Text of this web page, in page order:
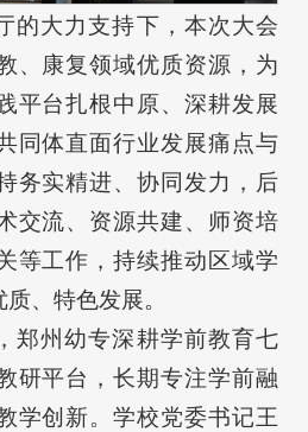
的大力支持下，本次大会
、康复领域优质资源，为
平台扎根中原、深耕发展
同体直面行业发展痛点与
务实精进、协同发力，后
交流、资源共建、师资培
等工作，持续推动区域学
、特色发展。
郑州幼专深耕学前教育七
研平台，长期专注学前融
学创新。学校党委书记王